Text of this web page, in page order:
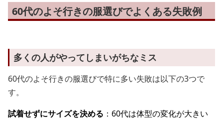
60代のよそ行きの服選びでよくある失敗例
多くの人がやってしまいがちなミス
60代のよそ行きの服選びで特に多い失敗は以下の3つで
す。
試着せずにサイズを決める ：60代は体型の変化が大きい